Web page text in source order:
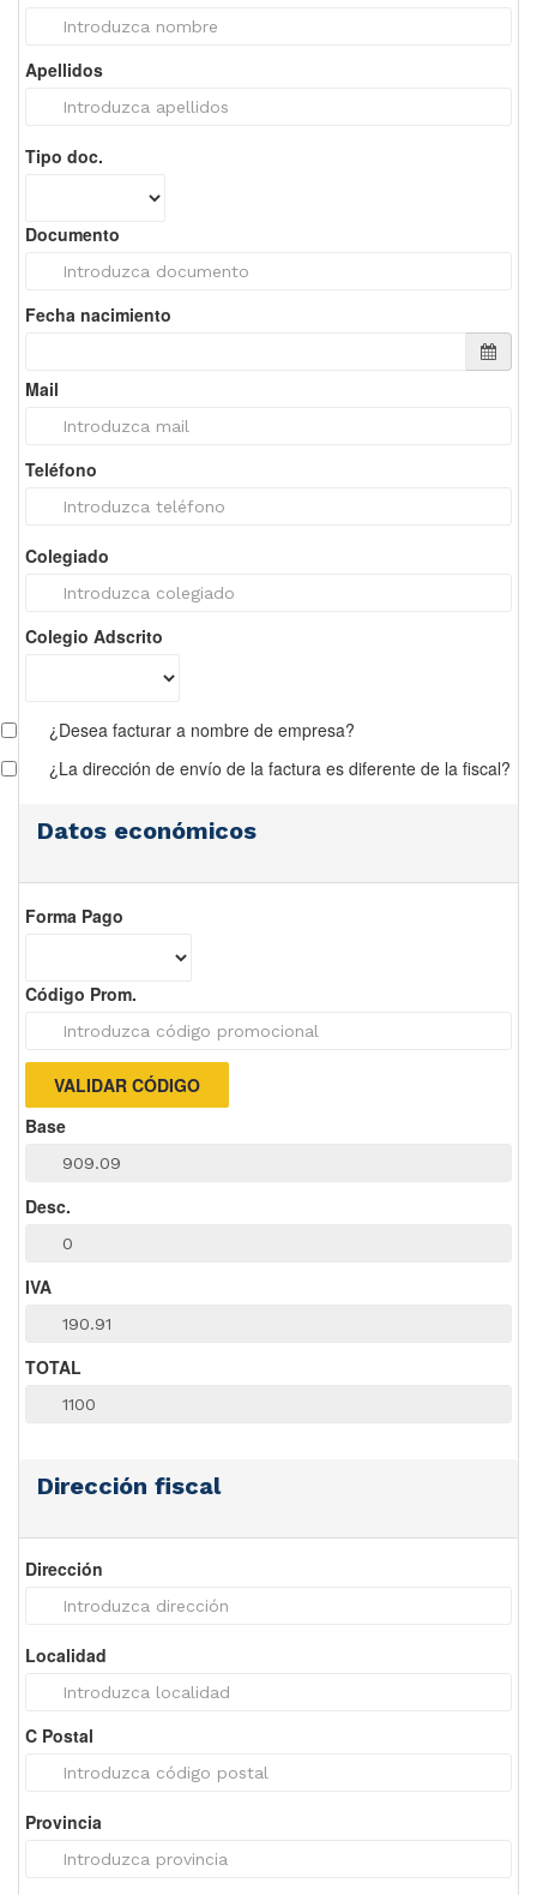
Apellidos
Tipo doc.
Documento
Fecha nacimiento
Mail
Teléfono
Colegiado
Colegio Adscrito
¿Desea facturar a nombre de empresa?
¿La dirección de envío de la factura es diferente de la fiscal?
Datos económicos
Forma Pago
Código Prom.
Base
Desc.
IVA
TOTAL
Dirección fiscal
Dirección
Localidad
C Postal
Provincia